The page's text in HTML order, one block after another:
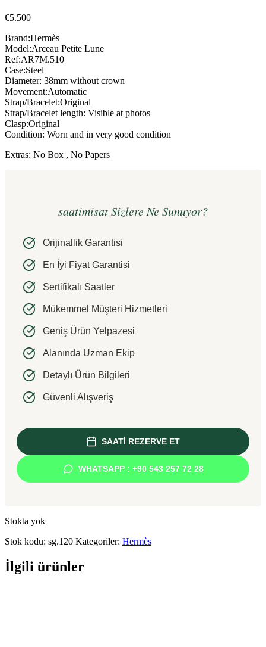
€5.500
Brand:Hermès
Model:Arceau Petite Lune
Ref:AR7M.510
Case:Steel
Diameter: 38mm without crown
Movement:Automatic
Strap/Bracelet:Original
Strap/Bracelet length: Visible at photos
Clasp:Original
Condition: Worn and in very good condition
Extras: No Box , No Papers
saatimisat Sizlere Ne Sunuyor?
Orijinallik Garantisi
En İyi Fiyat Garantisi
Sertifikalı Saatler
Mükemmel Müşteri Hizmetleri
Geniş Ürün Yelpazesi
Alanında Uzman Ekip
Detaylı Ürün Bilgileri
Güvenli Alışveriş
SAATİ REZERVE ET
WHATSAPP : +90 543 257 72 28
Stokta yok
Stok kodu: sg.120 Kategoriler: Hermès
İlgili ürünler